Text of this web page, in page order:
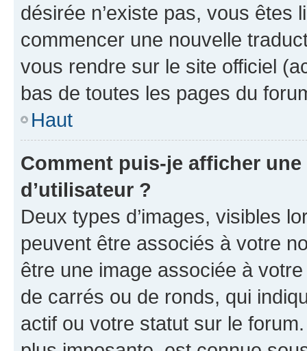
désirée n’existe pas, vous êtes
commencer une nouvelle
vous rendre sur le site officiel
bas de toutes les pages du
Haut
Comment puis-je afficher
d’utilisateur ?
Deux types d’images, visibles
peuvent être associés à votre
être une image associée à
de carrés ou de ronds, qui
actif ou votre statut sur le